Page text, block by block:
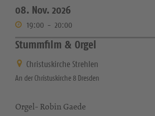
08. Nov. 2026
19:00 - 20:00
Stummfilm & Orgel
Christuskirche Strehlen
An der Christuskirche 8 Dresden
Orgel- Robin Gaede